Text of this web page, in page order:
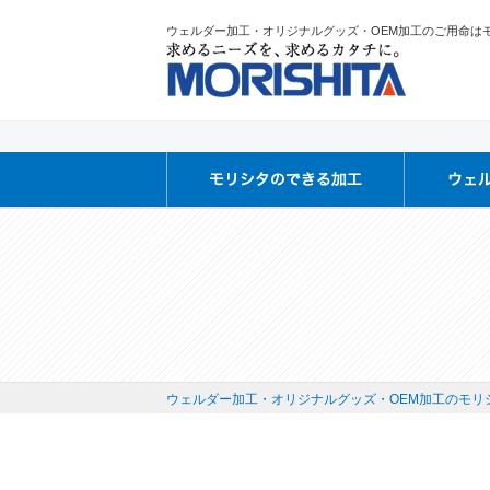
ウェルダー加工・オリジナルグッズ・OEM加工のご用命は
ウェルダー加工・オリジナルグッズ・OEM加工のモリ